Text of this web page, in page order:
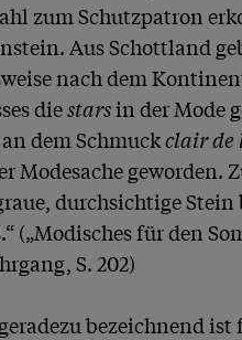
zum Schutzpatron
Aus Schottland
nach dem
die stars in der Mode
dem Schmuck clair de
Modesache geworden.
durchsichtige Stein
(„Modisches für den
S. 202)
bezeichnend ist